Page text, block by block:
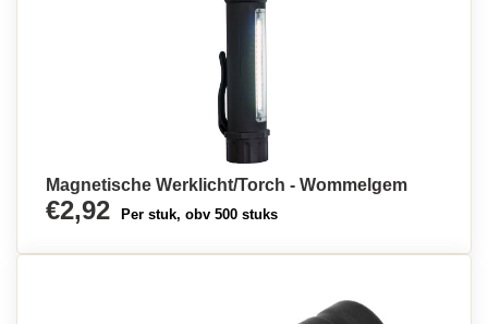
Magnetische Werklicht/Torch - Wommelgem
€2,92 Per stuk, obv 500 stuks